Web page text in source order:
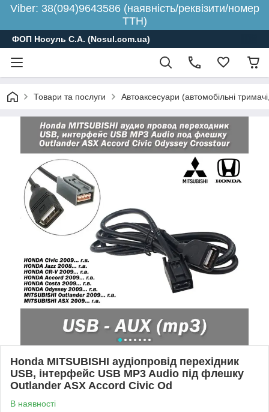
Viber: 38(094)9643586 (наявність/реквізити/номер
ТТН)
ФОП Носуль С.А. (Nosul.com.ua)
Товари та послуги Автоаксесуари (автомобільні
Honda MITSUBISHI аудіопровід перехідник
USB, інтерфейс USB MP3 Audio під флешку
Outlander ASX Accord Civic Od
В наявності